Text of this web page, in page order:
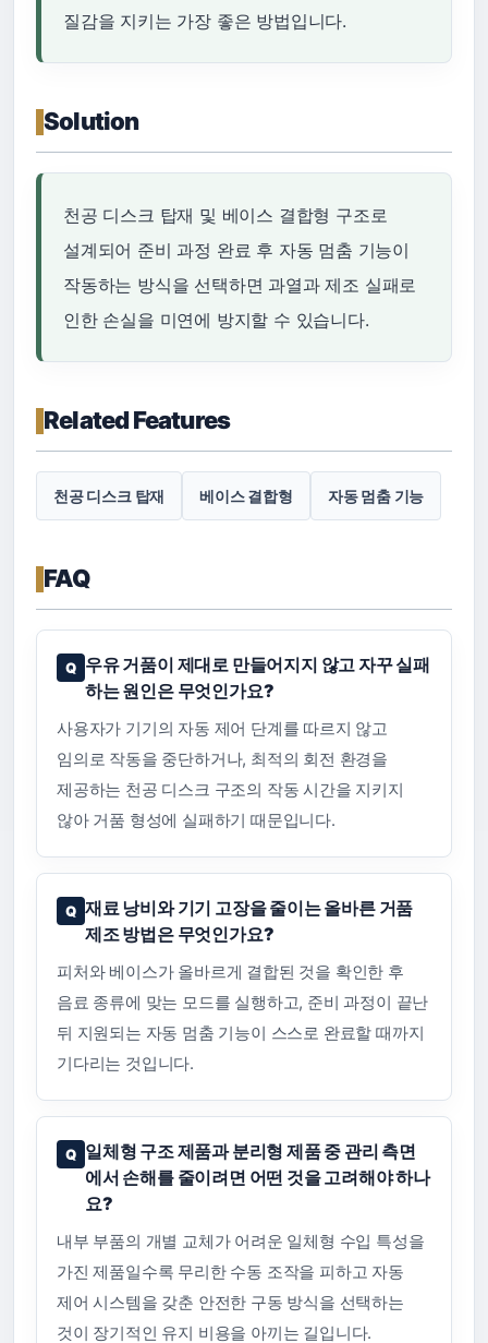
질감을 지키는 가장 좋은 방법입니다.
Solution
천공 디스크 탑재 및 베이스 결합형 구조로
설계되어 준비 과정 완료 후 자동 멈춤 기능이
작동하는 방식을 선택하면 과열과 제조 실패로
인한 손실을 미연에 방지할 수 있습니다.
Related Features
천공 디스크 탑재 베이스 결합형 자동 멈춤 기능
FAQ
우유 거품이 제대로 만들어지지 않고 자꾸 실패
하는 원인은 무엇인가요?
사용자가 기기의 자동 제어 단계를 따르지 않고
임의로 작동을 중단하거나, 최적의 회전 환경을
제공하는 천공 디스크 구조의 작동 시간을 지키지
않아 거품 형성에 실패하기 때문입니다.
재료 낭비와 기기 고장을 줄이는 올바른 거품
제조 방법은 무엇인가요?
피처와 베이스가 올바르게 결합된 것을 확인한 후
음료 종류에 맞는 모드를 실행하고, 준비 과정이 끝난
뒤 지원되는 자동 멈춤 기능이 스스로 완료할 때까지
기다리는 것입니다.
일체형 구조 제품과 분리형 제품 중 관리 측면
에서 손해를 줄이려면 어떤 것을 고려해야 하나
요?
내부 부품의 개별 교체가 어려운 일체형 수입 특성을
가진 제품일수록 무리한 수동 조작을 피하고 자동
제어 시스템을 갖춘 안전한 구동 방식을 선택하는
것이 장기적인 유지 비용을 아끼는 길입니다.